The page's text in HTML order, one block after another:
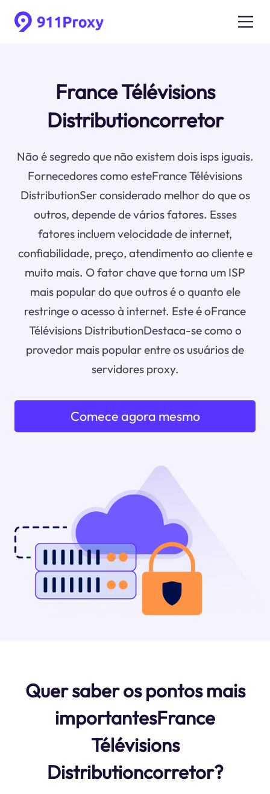
France Télévisions
Distributioncorretor
Não é segredo que não existem dois isps iguais.
Fornecedores como esteFrance Télévisions
DistributionSer considerado melhor do que os
outros, depende de vários fatores. Esses
fatores incluem velocidade de internet,
confiabilidade, preço, atendimento ao cliente e
muito mais. O fator chave que torna um ISP
mais popular do que outros é o quanto ele
restringe o acesso à internet. Este é oFrance
Télévisions DistributionDestaca-se como o
provedor mais popular entre os usuários de
servidores proxy.
Comece agora mesmo
Quer saber os pontos mais
importantesFrance
Télévisions
Distributioncorretor?